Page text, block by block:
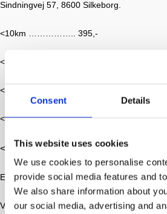
Consent Details
This website uses cookies
We use cookies to personalise
provide social media features and
We also share information about
our social media, advertising and
Sindningvej 57, 8600 Silkeborg.
<10km …………….. 395,-
<20km …………….. 495,-
<30km …………….. 645,-
<40km …………….. 795,-
<50km …………….. 945,-
Er der mere end 50 km så kontakt os
Ved levering af ordre under 500kr kommer